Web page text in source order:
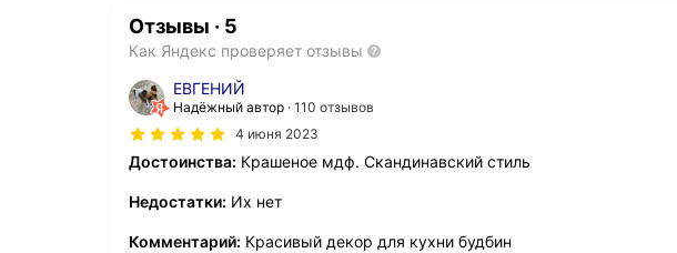
Отзывы · 5
Как Яндекс проверяет отзывы
ЕВГЕНИЙ
Надёжный автор 110 отзывов
4 июня 2023
Достоинства: Крашеное мдф. Скандинавский стиль
Недостатки: Их нет
Комментарий: Красивый декор для кухни будбин